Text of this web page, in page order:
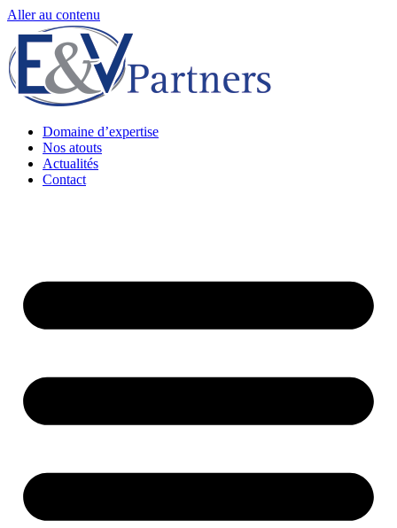
Aller au contenu
Domaine d’expertise
Nos atouts
Actualités
Contact